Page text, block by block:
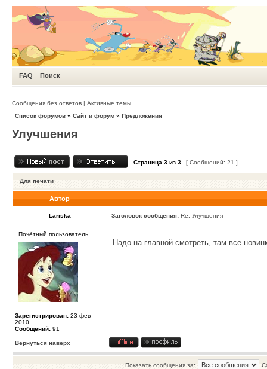
FAQ Поиск
Сообщения без ответов | Активные темы
Список форумов » Сайт и форум » Предложения
Улучшения
Страница 3 из 3 [ Сообщений: 21 ]
Для печати
Автор
Lariska Заголовок сообщения: Re: Улучшения
Почётный пользователь
Зарегистрирован: 23 фев
2010
Сообщений: 91
Надо на главной смотреть, там все
Вернуться наверх
Показать сообщения за: